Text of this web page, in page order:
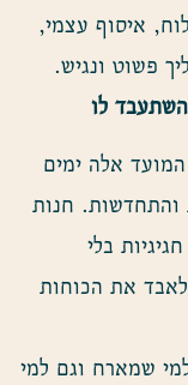
איסוף עצמי,
פשוט ונגיש.
לו
אלה ימים
חנות
בלי
את הכוחות
שמארח וגם למי